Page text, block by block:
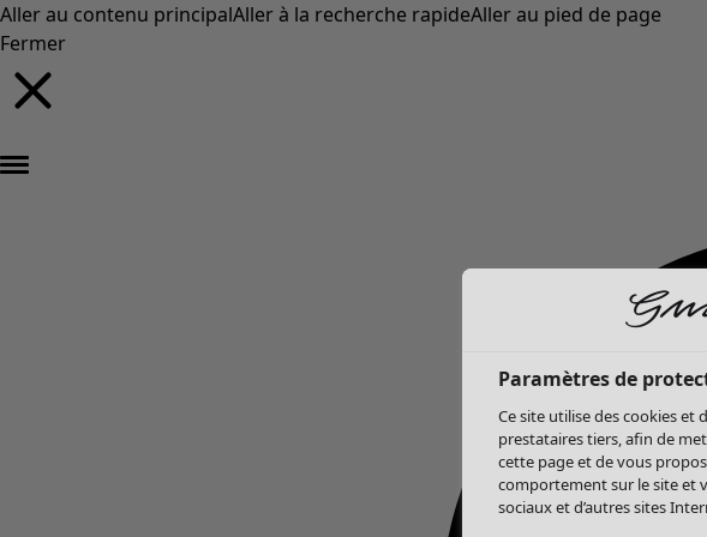
Aller au contenu principalAller à la recherche rapideAller au pied de page
Fermer
Paramètres de
Ce site utilise des cookies et
prestataires tiers, afin de
cette page et de vous
comportement sur le site et
sociaux et d’autres sites